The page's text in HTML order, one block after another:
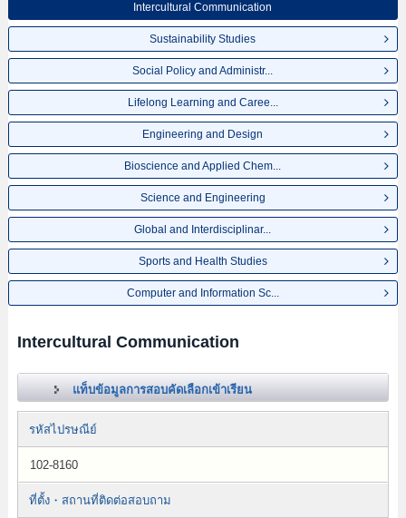
Intercultural Communication
Sustainability Studies
Social Policy and Administr...
Lifelong Learning and Caree...
Engineering and Design
Bioscience and Applied Chem...
Science and Engineering
Global and Interdisciplinar...
Sports and Health Studies
Computer and Information Sc...
Intercultural Communication
แท็บข้อมูลการสอบคัดเลือกเข้าเรียน
รหัสไปรษณีย์
102-8160
ที่ตั้ง・สถานที่ติดต่อสอบถาม